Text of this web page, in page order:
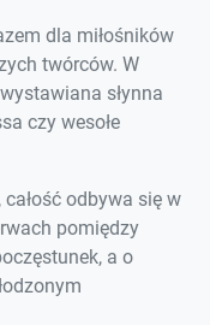
dla miłośników
twórców. W
słynna
czy wesołe
odbywa się w
pomiędzy
a o